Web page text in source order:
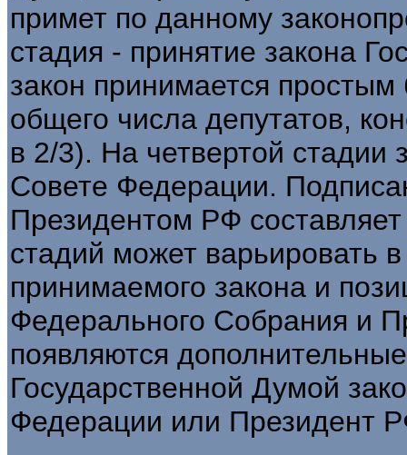
примет по данному
стадия - принятие закона
закон принимается
общего числа депутатов,
в 2/3). На четвертой стадии
Совете Федерации.
Президентом РФ
стадий может варьировать
принимаемого закона и
Федерального Собрания и
появляются
Государственной Думой
Федерации или Президент